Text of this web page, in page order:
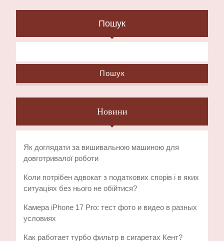
Пошук
Пошук
Новини
Як доглядати за вишивальною машиною для
довготривалої роботи
Коли потрібен адвокат з податкових спорів і в яких
ситуаціях без нього не обійтися?
Камера iPhone 17 Pro: тест фото и видео в разных
условиях
Как работает турбо фильтр в сигаретах Кент?